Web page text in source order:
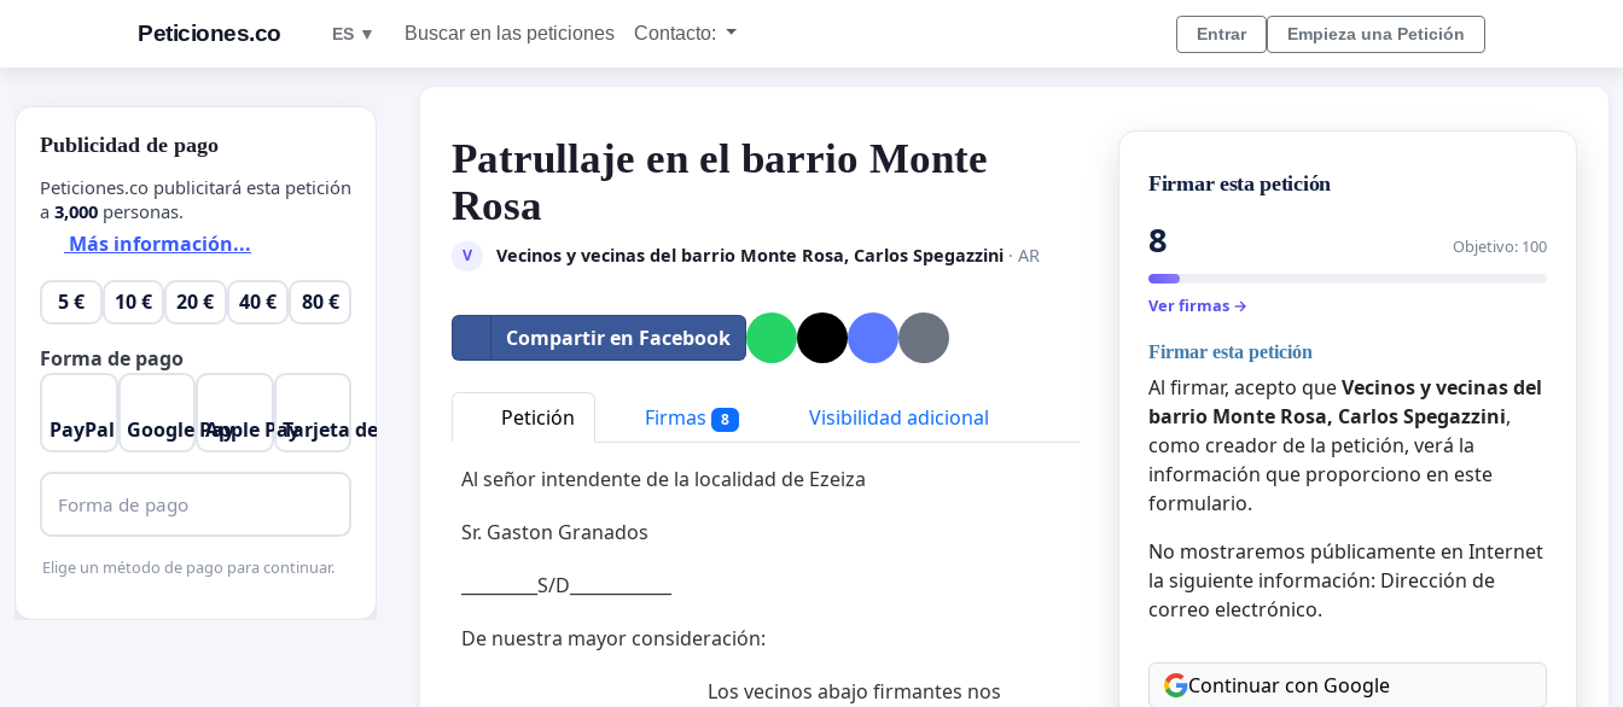
Peticiones.co ES ▼ Buscar en las peticiones Contacto: Entrar Empieza una Petición
Patrullaje en el barrio Monte
Rosa
V Vecinos y vecinas del barrio Monte Rosa, Carlos Spegazzini· AR
Compartir en Facebook
Petición Firmas 8 Visibilidad adicional
Al señor intendente de la localidad de Ezeiza
Sr. Gaston Granados
_________S/D____________
De nuestra mayor consideración:
Los vecinos abajo firmantes nos
Firmar esta petición
8 Objetivo: 100
Ver firmas →
Firmar esta petición
Al firmar, acepto queVecinos y vecinas del
barrio Monte Rosa, Carlos Spegazzini,
como creador de la petición, verá la
información que proporciono en este
formulario.
No mostraremos públicamente en Internet
la siguiente información: Dirección de
correo electrónico.
Continuar con Google
Publicidad de pago
Peticiones.co publicitará esta petición
a 3,000 personas.
Más información...
5 € 10 € 20 € 40 € 80 €
Forma de pago
PayPal Google PayApple PayTarjeta de crédito
Forma de pago
Elige un método de pago para continuar.